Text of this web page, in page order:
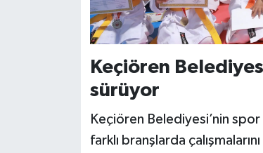
Keçiören
sürüyor
Keçiören Belediyesi’nin
farklı branşlarda